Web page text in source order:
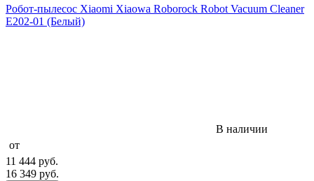
Робот-пылесос Xiaomi Xiaowa Roborock Robot Vacuum Cleaner
E202-01 (Белый)
В наличии
от
11 444 руб.
16 349 руб.